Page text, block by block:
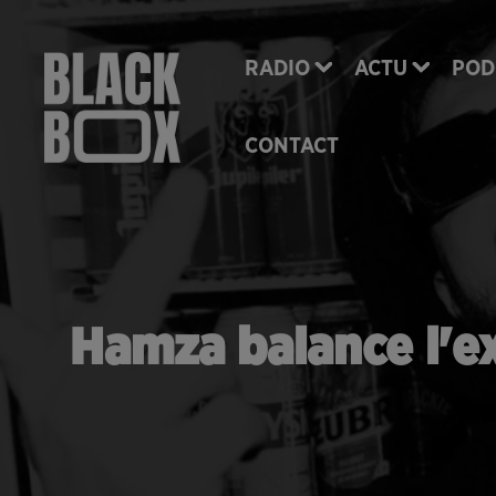
RADIO ACTU
CONTACT
Hamza balance